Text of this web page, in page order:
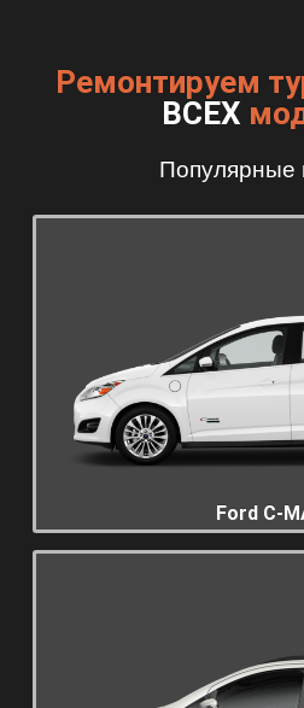
Ремонтируем
ВСЕХ
Популярные
Ford C-